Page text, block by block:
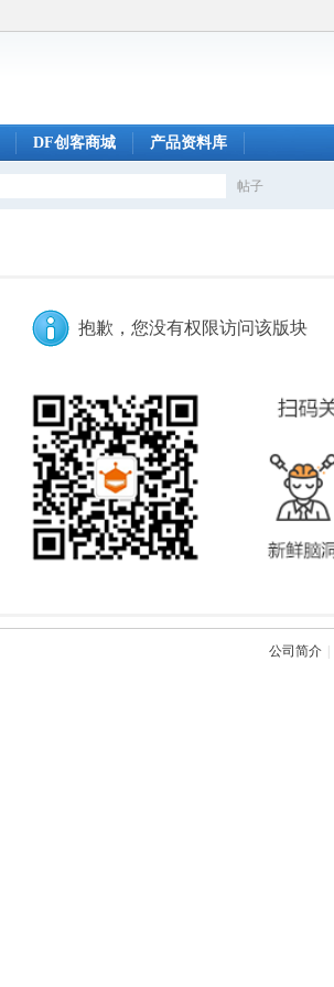
DF创客商城 产品资料库
帖子
抱歉，您没有权限访问该版块
公司简介